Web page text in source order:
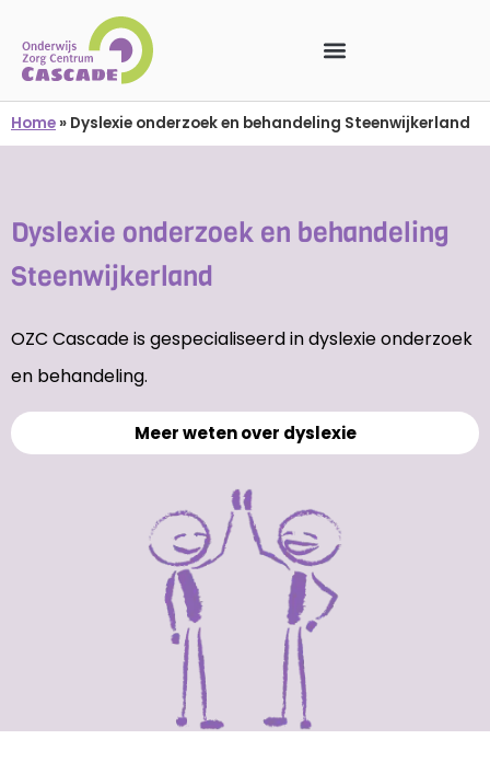
Home » Dyslexie onderzoek en behandeling Steenwijkerland
Dyslexie onderzoek en behandeling
Steenwijkerland
OZC Cascade is gespecialiseerd in dyslexie onderzoek
en behandeling.
Meer weten over dyslexie